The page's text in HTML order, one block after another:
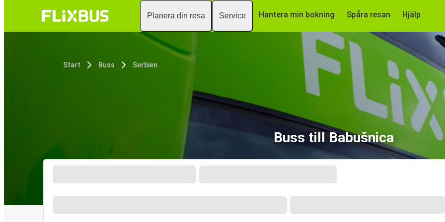
Planera din resa Service Hantera min bokning Spåra resan Hjälp
Start Buss Serbien
Buss till Babušnica